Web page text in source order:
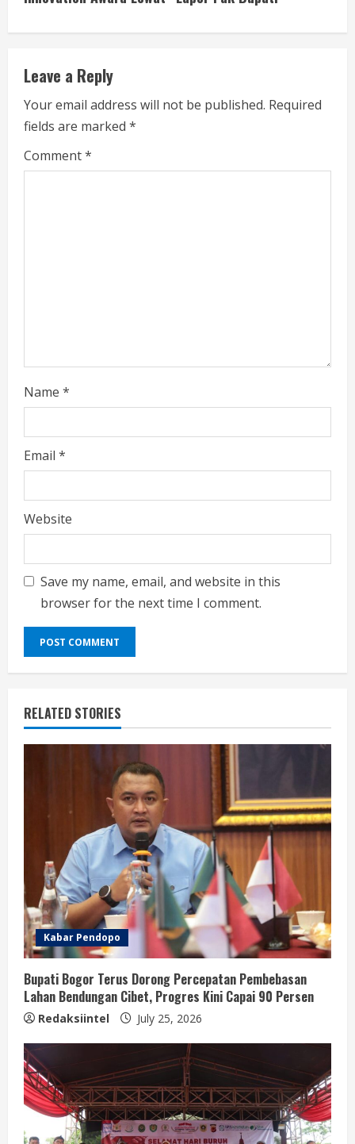
n
u
e
R
e
Leave a Reply
Your email address will not be published. Required
fields are marked *
Comment*
Name *
Email *
Website
Save my name, email, and website in this
browser for the next time I comment.
RELATED STORIES
Kabar Pendopo
Bupati Bogor Terus Dorong Percepatan Pembebasan
Lahan Bendungan Cibet, Progres Kini Capai 90 Persen
Redaksiintel July 25, 2026